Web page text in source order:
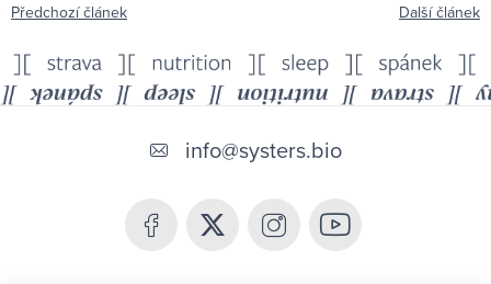
Předchozí článek Další článek
Z
info@systers.bio